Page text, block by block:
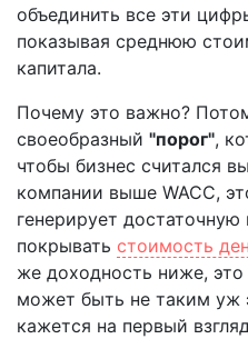
объединить все эти
показывая среднюю
капитала.
Почему это важно?
своеобразный "порог",
чтобы бизнес считался
компании выше WACC,
генерирует
покрывать стоимость
же доходность ниже,
может быть не таким уж
кажется на первый